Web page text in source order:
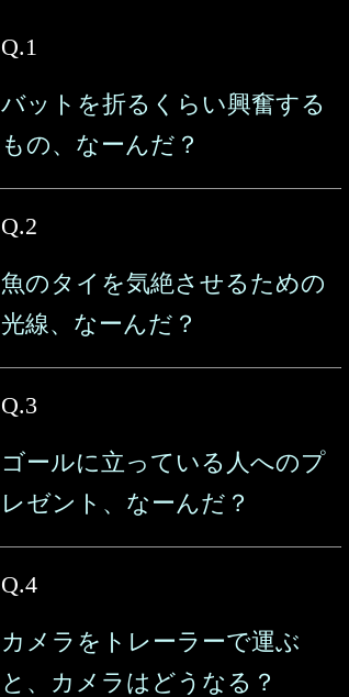
Q.1
バットを折るくらい興奮する
もの、なーんだ？
Q.2
魚のタイを気絶させるための
光線、なーんだ？
Q.3
ゴールに立っている人へのプ
レゼント、なーんだ？
Q.4
カメラをトレーラーで運ぶ
と、カメラはどうなる？